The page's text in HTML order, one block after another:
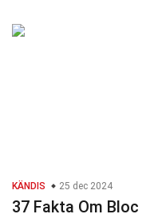
KÄNDIS 25 dec 2024
37 Fakta Om Bloc